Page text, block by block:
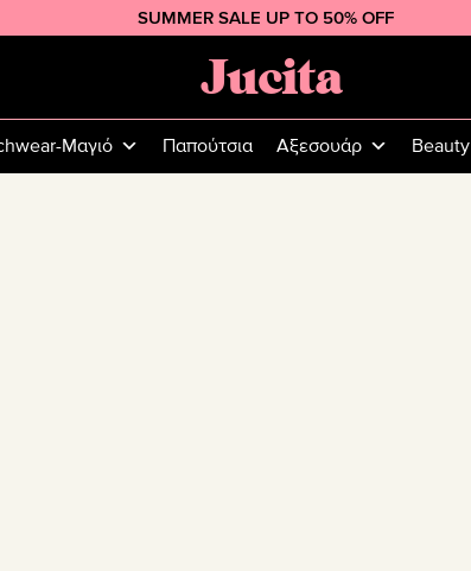
SUMMER SALE UP TO 50% OFF
Jucita
Plus
Size
Μαγιό Παπούτσια Αξεσουάρ Beauty